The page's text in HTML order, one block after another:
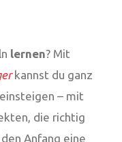
lernen? Mit
kannst du ganz
– mit
die richtig
Anfang eine